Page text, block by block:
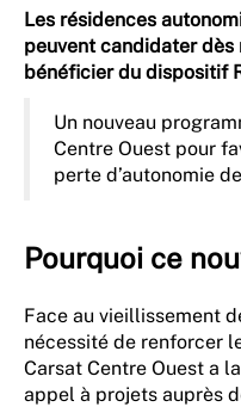
Les résidences
peuvent candidater dès
bénéficier du dispositif
Un nouveau
Centre Ouest pour
perte d’autonomie
Pourquoi ce
Face au vieillissement
nécessité de renforcer
Carsat Centre Ouest a
appel à projets auprès